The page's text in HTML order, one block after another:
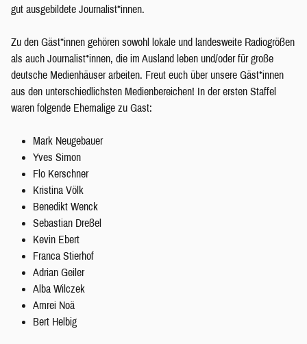
gut ausgebildete Journalist*innen.
Zu den Gäst*innen gehören sowohl lokale und landesweite Radiogrößen
als auch Journalist*innen, die im Ausland leben und/oder für große
deutsche Medienhäuser arbeiten. Freut euch über unsere Gäst*innen
aus den unterschiedlichsten Medienbereichen! In der ersten Staffel
waren folgende Ehemalige zu Gast:
Mark Neugebauer
Yves Simon
Flo Kerschner
Kristina Völk
Benedikt Wenck
Sebastian Dreßel
Kevin Ebert
Franca Stierhof
Adrian Geiler
Alba Wilczek
Amrei Noä
Bert Helbig